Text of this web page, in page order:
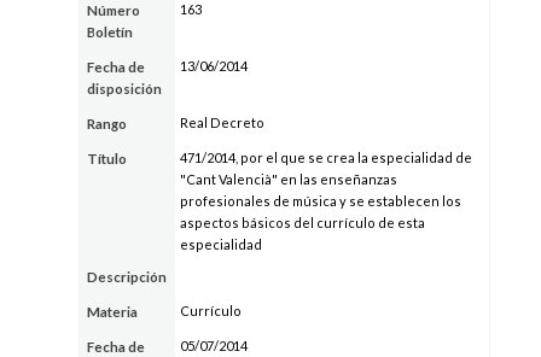
Número
Boletín
163
Fecha de
disposición
13/06/2014
Rango Real Decreto
Título
471/2014, por el que se crea la especialidad de
"Cant Valencià" en las enseñanzas
profesionales de música y se establecen los
aspectos básicos del currículo de esta
especialidad
Descripción
Materia Currículo
Fecha de
05/07/2014